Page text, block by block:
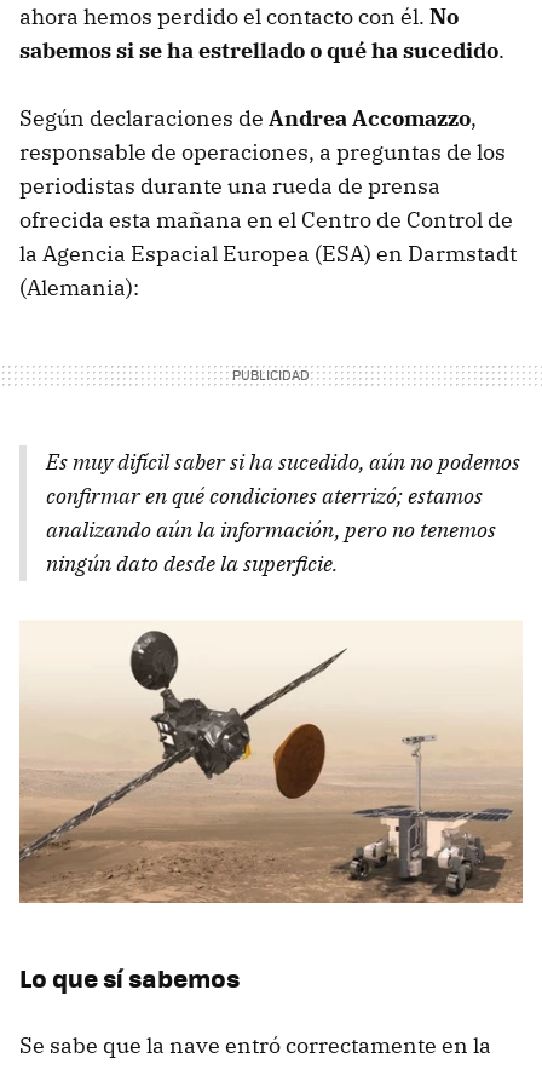
ahora hemos perdido el contacto con él. No
sabemos si se ha estrellado o qué ha sucedido.
Según declaraciones de Andrea Accomazzo,
responsable de operaciones, a preguntas de los
periodistas durante una rueda de prensa
ofrecida esta mañana en el Centro de Control de
la Agencia Espacial Europea (ESA) en Darmstadt
(Alemania):
Es muy difícil saber si ha sucedido, aún no podemos
confirmar en qué condiciones aterrizó; estamos
analizando aún la información, pero no tenemos
ningún dato desde la superficie.
Lo que sí sabemos
Se sabe que la nave entró correctamente en la